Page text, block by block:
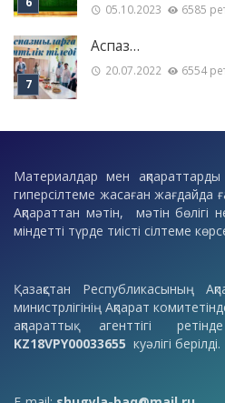
05.10.2023 6585
Аспаз…
20.07.2022 6554
Материалдар мен
гиперсілтеме жасаған жағдайда
Ақпараттан мәтін, мәтін бөлігі
міндетті түрде тиісті сілтеме
Қазақстан Республикасының
министрлігінің Ақпарат
ақпараттық агенттігі
KZ18VPY00033655 куәлігі берілді.